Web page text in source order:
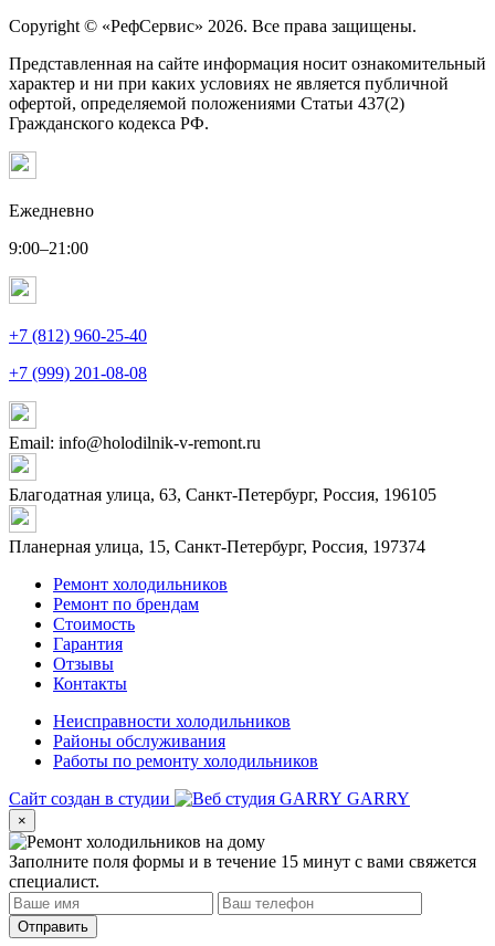
Copyright © «РефСервис» 2026. Все права защищены.
Представленная на сайте информация носит ознакомительный
характер и ни при каких условиях не является публичной
офертой, определяемой положениями Статьи 437(2)
Гражданского кодекса РФ.
Ежедневно
9:00–21:00
+7 (812) 960-25-40
+7 (999) 201-08-08
Email: info@holodilnik-v-remont.ru
Благодатная улица, 63, Санкт-Петербург, Россия, 196105
Планерная улица, 15, Санкт-Петербург, Россия, 197374
Ремонт холодильников
Ремонт по брендам
Стоимость
Гарантия
Отзывы
Контакты
Неисправности холодильников
Районы обслуживания
Работы по ремонту холодильников
Сайт создан в студии
GARRY
×
Заполните поля формы и в течение 15 минут с вами свяжется
специалист.